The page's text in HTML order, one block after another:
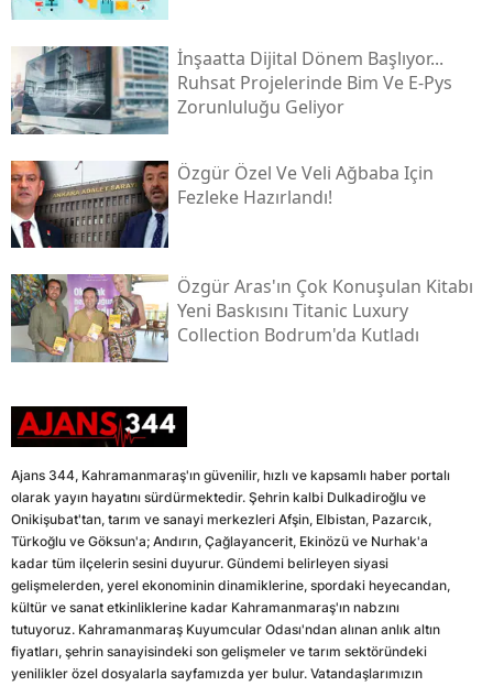
İnşaatta Dijital Dönem Başlıyor...
Ruhsat Projelerinde Bim Ve E-Pys
Zorunluluğu Geliyor
Özgür Özel Ve Veli Ağbaba Için
Fezleke Hazırlandı!
Özgür Aras'ın Çok Konuşulan Kitabı
Yeni Baskısını Titanic Luxury
Collection Bodrum'da Kutladı
Ajans 344, Kahramanmaraş'ın güvenilir, hızlı ve kapsamlı haber portalı
olarak yayın hayatını sürdürmektedir. Şehrin kalbi Dulkadiroğlu ve
Onikişubat'tan, tarım ve sanayi merkezleri Afşin, Elbistan, Pazarcık,
Türkoğlu ve Göksun'a; Andırın, Çağlayancerit, Ekinözü ve Nurhak'a
kadar tüm ilçelerin sesini duyurur. Gündemi belirleyen siyasi
gelişmelerden, yerel ekonominin dinamiklerine, spordaki heyecandan,
kültür ve sanat etkinliklerine kadar Kahramanmaraş'ın nabzını
tutuyoruz. Kahramanmaraş Kuyumcular Odası'ndan alınan anlık altın
fiyatları, şehrin sanayisindeki son gelişmeler ve tarım sektöründeki
yenilikler özel dosyalarla sayfamızda yer bulur. Vatandaşlarımızın